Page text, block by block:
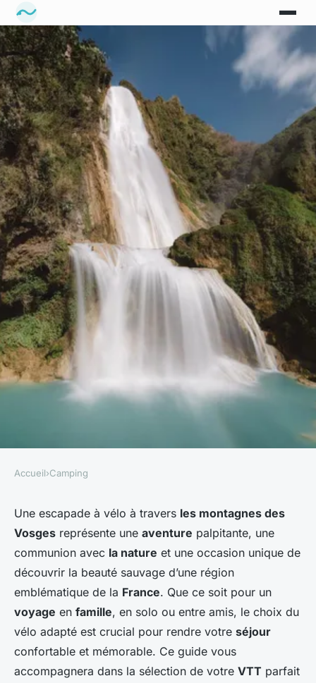
CAMPING
Comment choisir un vélo tout
terrain pour un circuit de
camping à travers les Vosges?
delphine•25 avril 2024•5 min de lecture
Accueil›Camping
Une escapade à vélo à travers les montagnes des
Vosges représente une aventure palpitante, une
communion avec la nature et une occasion unique de
découvrir la beauté sauvage d’une région
emblématique de la France. Que ce soit pour un
voyage en famille, en solo ou entre amis, le choix du
vélo adapté est crucial pour rendre votre séjour
confortable et mémorable. Ce guide vous
accompagnera dans la sélection de votre VTT parfait